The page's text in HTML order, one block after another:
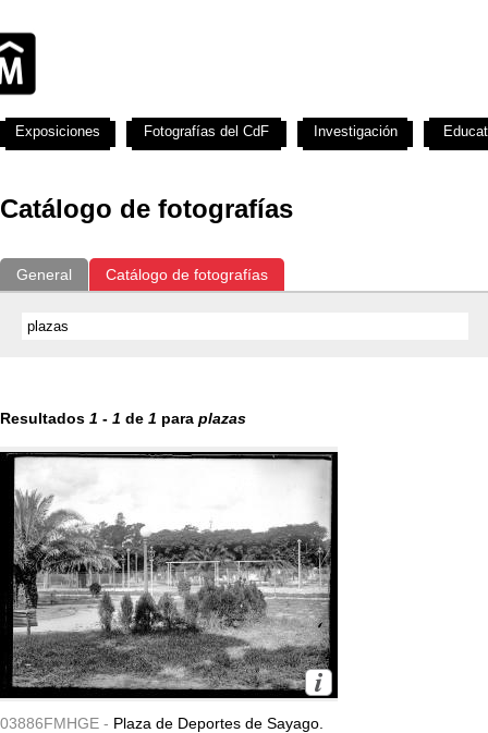
Catálogo de fotografías
General Catálogo de fotografías
Resultados 1 - 1 de 1 para plazas
03886FMHGE - Plaza de Deportes de Sayago.
Exposiciones Fotografías del CdF Investigación